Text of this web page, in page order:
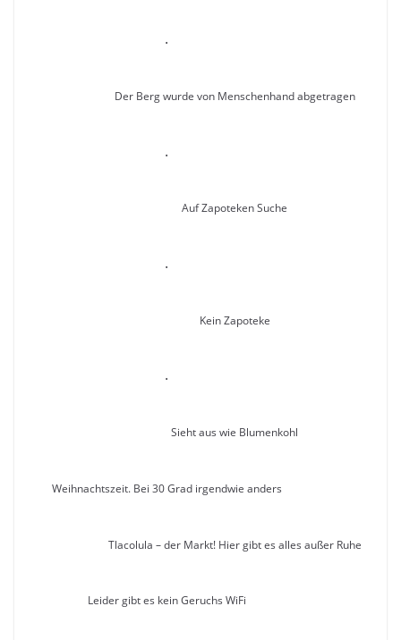
.
Der Berg wurde von Menschenhand abgetragen
.
Auf Zapoteken Suche
.
Kein Zapoteke
.
Sieht aus wie Blumenkohl
Weihnachtszeit. Bei 30 Grad irgendwie anders
Tlacolula – der Markt! Hier gibt es alles außer Ruhe
Leider gibt es kein Geruchs WiFi